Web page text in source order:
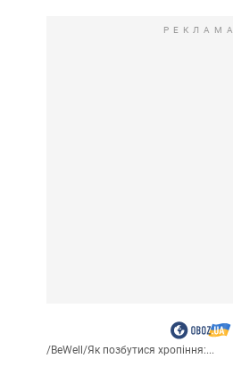
РЕКЛАМА
/BeWell/Як позбутися хропіння:...